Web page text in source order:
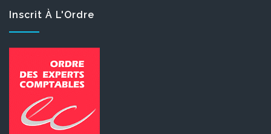
Inscrit À L'Ordre